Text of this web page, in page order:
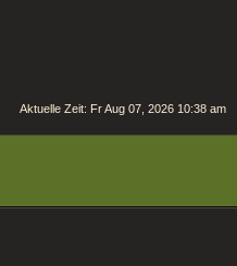
Aktuelle Zeit: Fr Aug 07, 2026 10:38 am